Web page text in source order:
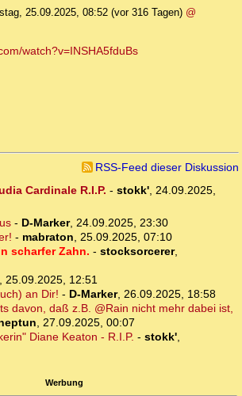
25.09.2025, 08:52 (vor 316 Tagen) @
watch?v=INSHA5fduBs
RSS-Feed dieser Diskussion
Cardinale R.I.P. - stokk', 24.09.2025,
- D-Marker, 24.09.2025, 23:30
- mabraton, 25.09.2025, 07:10
scharfer Zahn. - stocksorcerer,
, 25.09.2025, 12:51
an Dir! - D-Marker, 26.09.2025, 18:58
davon, daß z.B. @Rain nicht mehr dabei ist,
, 27.09.2025, 00:07
Diane Keaton - R.I.P. - stokk',
Werbung